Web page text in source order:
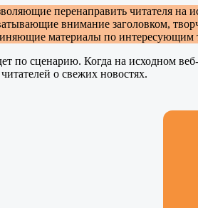
перенаправить читателя на
внимание заголовком,
материалы по интересующим
по сценарию. Когда на исходном
о свежих новостях.